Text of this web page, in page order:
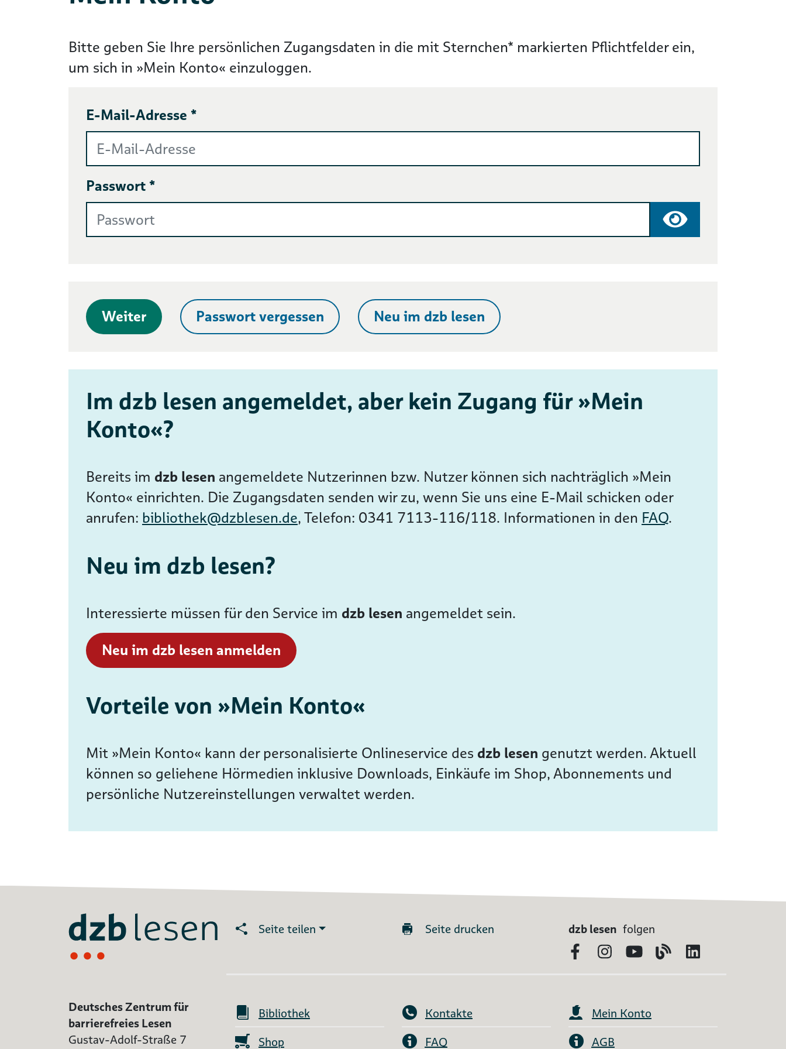
Bitte geben Sie Ihre persönlichen Zugangsdaten in die mit Sternchen* markierten Pflichtfelder ein,
um sich in »Mein Konto« einzuloggen.
E-Mail-Adresse *
Passwort *
Passwort
Weiter Passwort vergessen Neu im dzb lesen
Im dzb lesen angemeldet, aber kein Zugang für »Mein
Konto«?
Bereits im dzb lesen angemeldete Nutzerinnen bzw. Nutzer können sich nachträglich »Mein
Konto« einrichten. Die Zugangsdaten senden wir zu, wenn Sie uns eine E-Mail schicken oder
anrufen: bibliothek@dzblesen.de, Telefon: 0341 7113-116/118. Informationen in den FAQ.
Neu im dzb lesen?
Interessierte müssen für den Service im dzb lesen angemeldet sein.
Neu im dzb lesen anmelden
Vorteile von »Mein Konto«
Mit »Mein Konto« kann der personalisierte Onlineservice des dzb lesen genutzt werden. Aktuell
können so geliehene Hörmedien inklusive Downloads, Einkäufe im Shop, Abonnements und
persönliche Nutzereinstellungen verwaltet werden.
Seite teilen Seite drucken dzb lesen folgen
FacebookInstagram
YouTubeBlog
Deutsches Zentrum für
barrierefreies Lesen
Gustav-Adolf-Straße 7
Bibliothek Kontakte
Mein Konto
Shop
FAQ AGB